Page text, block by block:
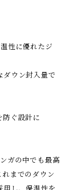
性に優れたジ
ダウン封入量で
防ぐ設計に
ガの中でも最高
までのダウン